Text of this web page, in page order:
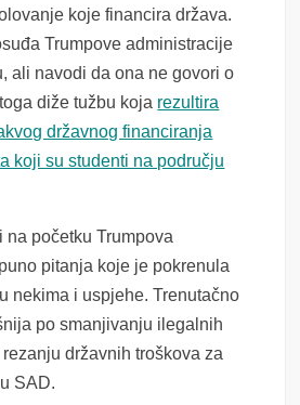
koje financira država.
Trumpove administracije
ali navodi da ona ne govori o
diže tužbu koja rezultira
državnog financiranja
koji su studenti na području
na početku Trumpova
pitanja koje je pokrenula
nekima i uspjehe. Trenutačno
po smanjivanju ilegalnih
državnih troškova za
SAD.